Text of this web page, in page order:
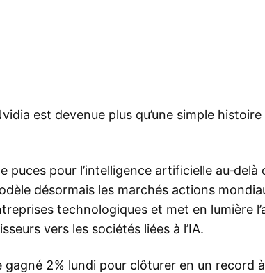
est devenue plus qu’une simple histoire
pour l’intelligence artificielle au‑delà
désormais les marchés actions
technologiques et met en lumière
vers les sociétés liées à l’IA.
2% lundi pour clôturer en un record à